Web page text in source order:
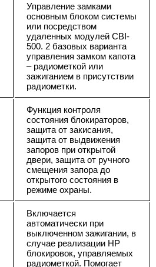
Управление замками
основным блоком системы
или посредством
удаленных модулей CBI-
500. 2 базовых варианта
управления замком капота
– радиометкой или
зажиганием в присутствии
радиометки.
Функция контроля
состояния блокираторов,
защита от закисания,
защита от выдвижения
запоров при открытой
двери, защита от ручного
смещения запора до
открытого состояния в
режиме охраны.
Включается
автоматически при
выключенном зажигании, в
случае реализации НР
блокировок, управляемых
радиометкой. Помогает